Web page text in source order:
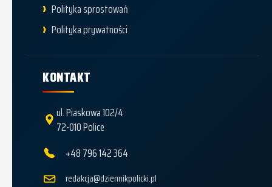
Polityka sprostowań
Polityka prywatności
KONTAKT
ul. Piaskowa 102/4
72-010 Police
+48 796 142 364
redakcja@dziennikpolicki.pl